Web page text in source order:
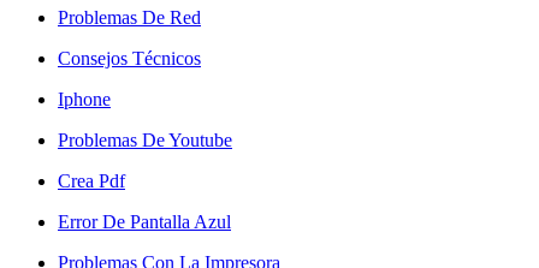
Problemas De Red
Consejos Técnicos
Iphone
Problemas De Youtube
Crea Pdf
Error De Pantalla Azul
Problemas Con La Impresora